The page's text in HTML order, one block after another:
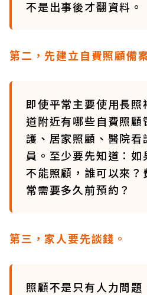
不是出事後才翻資料。
第二，先建立自費照顧備
即使平常主要使用長
道附近有哪些自費照
護、居家照顧、醫院看
員。至少要先知道：
不能照顧，誰可以來？
常需要多久前預約？
第三，家人要先談錢。
照顧不是只有人力問題